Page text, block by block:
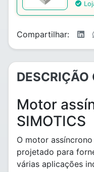
Compartilhar:
Motor
SIMOTICS
O motor
projetado para
várias aplicações